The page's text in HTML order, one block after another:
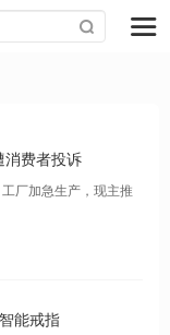
消费者投诉
厂加急生产，现主推
能戒指